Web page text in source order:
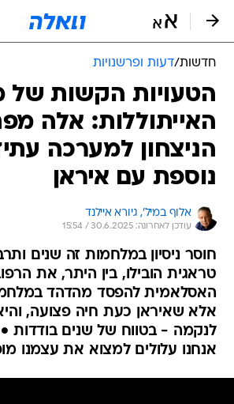
חדשות/דעות ופרשנויות
הטעויות הקשות
האייתוללות: אלה
הניצחון למערכה
נוספת עם איראן
אלוף במיל', גיורא איילנד
עודכן לאחרונה: 30.6.2025 / 15:54
חוסר ניסיון במלחמות זה שנים
טראגית הובילו, בין היתר, את
האסלאמית להפסד מהדהד
אלא שאיראן כעת חיה פצועה,
לנקמה - בטווח של שנים בודדות
אנחנו עלולים למצוא את עצמנו